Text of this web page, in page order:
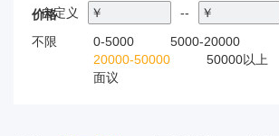
价格
不限
0-5000
5000-20000
20000-50000
50000以上
面议
自定义 ￥ -- ￥